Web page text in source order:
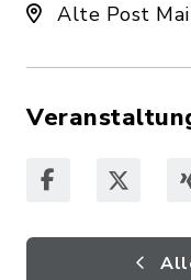
Alte Post